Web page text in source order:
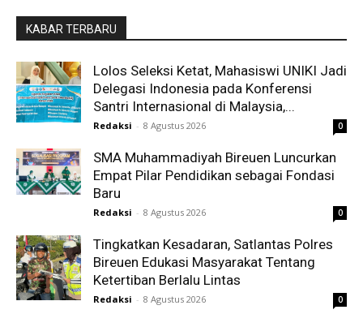
KABAR TERBARU
Lolos Seleksi Ketat, Mahasiswi UNIKI Jadi
Delegasi Indonesia pada Konferensi
Santri Internasional di Malaysia,...
Redaksi - 8 Agustus 2026 0
SMA Muhammadiyah Bireuen Luncurkan
Empat Pilar Pendidikan sebagai Fondasi
Baru
Redaksi - 8 Agustus 2026 0
Tingkatkan Kesadaran, Satlantas Polres
Bireuen Edukasi Masyarakat Tentang
Ketertiban Berlalu Lintas
Redaksi - 8 Agustus 2026 0